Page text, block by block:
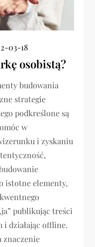
03-18
osobistą?
budowania
strategie
podkreślone są
w
i zyskaniu
istotne elementy,
publikując treści
i działając offline.
znaczenie